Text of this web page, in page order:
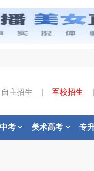
自主招生 军校招生
中考 美术高考 专